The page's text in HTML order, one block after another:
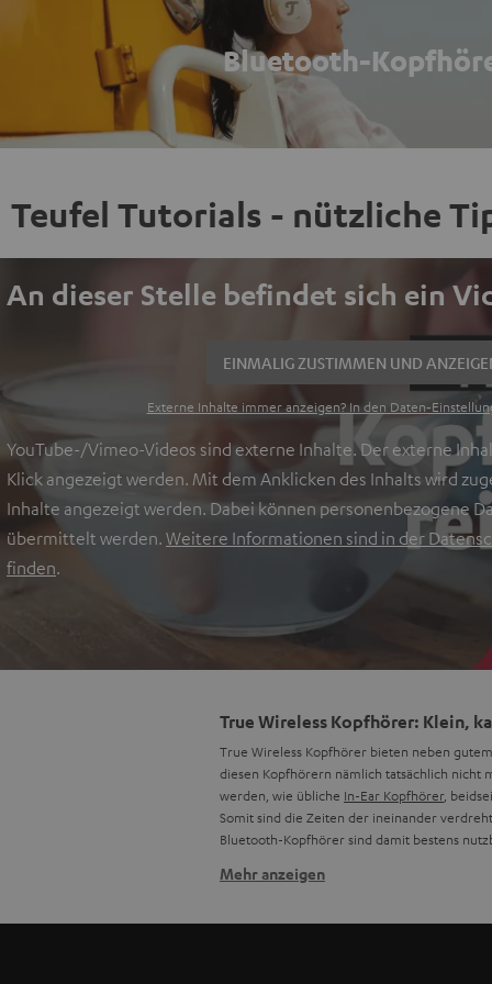
Bluetooth-
Teufel Tutorials - nützliche
An dieser Stelle befindet sich ein
EINMALIG ZUSTIMMEN UND
Externe Inhalte immer anzeigen? In den
YouTube-/Vimeo-Videos sind externe Inhalte. Der externe
Klick angezeigt werden. Mit dem Anklicken des Inhalts wird
Inhalte angezeigt werden. Dabei können personenbezogene
übermittelt werden. Weitere Informationen sind in der
finden.
True Wireless Kopfhörer: Klein,
True Wireless Kopfhörer bieten neben
diesen Kopfhörern nämlich tatsächlich nicht
werden, wie übliche In-Ear Kopfhörer,
Somit sind die Zeiten der ineinander
Bluetooth-Kopfhörer sind damit bestens
Warum heißt es True Wireless
Mehr anzeigen